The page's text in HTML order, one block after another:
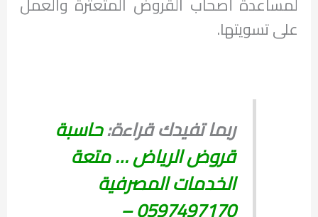
على تسويتها.
ربما تفيدك قراءة:حاسبة
قروض الرياض … متعة
الخدمات المصرفية